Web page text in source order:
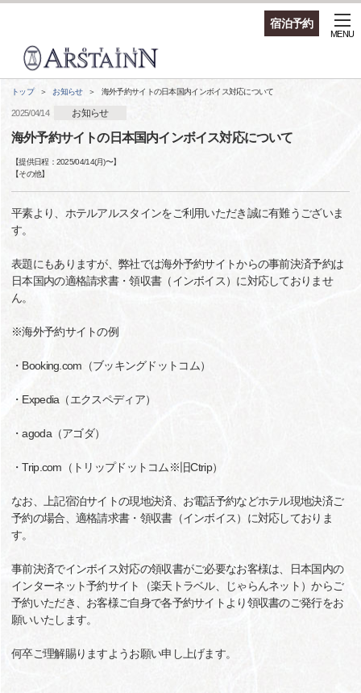
宿泊予約
MENU
トップ お知らせ 海外予約サイトの日本国内インボイス対応について
2025/04/14 お知らせ
海外予約サイトの日本国内インボイス対応について
【提供日程： 2025/04/14(月)〜】
【その他】
平素より、ホテルアルスタインをご利用いただき誠に有難うございま
す。
表題にもありますが、弊社では海外予約サイトからの事前決済予約は
日本国内の適格請求書・領収書（インボイス）に対応しておりませ
ん。
※海外予約サイトの例
・Booking.com（ブッキングドットコム）
・Expedia（エクスペディア）
・agoda（アゴダ）
・Trip.com（トリップドットコム※旧Ctrip）
なお、上記宿泊サイトの現地決済、お電話予約などホテル現地決済ご
予約の場合、適格請求書・領収書（インボイス）に対応しておりま
す。
事前決済でインボイス対応の領収書がご必要なお客様は、日本国内の
インターネット予約サイト（楽天トラベル、じゃらんネット）からご
予約いただき、お客様ご自身で各予約サイトより領収書のご発行をお
願いいたします。
何卒ご理解賜りますようお願い申し上げます。